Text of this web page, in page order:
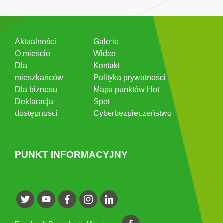
Aktualności
O mieście
Dla
mieszkańców
Dla biznesu
Deklaracja
dostępności
Galerie
Wideo
Kontakt
Polityka prywatności
Mapa punktów Hot
Spot
Cyberbezpieczeństwo
PUNKT INFORMACYJNY